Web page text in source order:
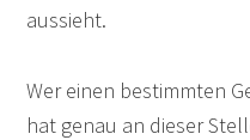
aussieht.
Wer einen bestimmten
hat genau an dieser